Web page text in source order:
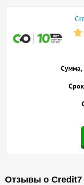
Сумма,
Отзывы о Credit7